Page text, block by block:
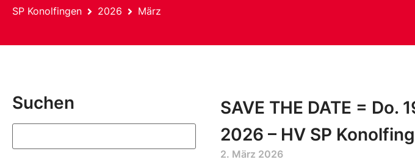
SP Konolfingen 2026 März
Suchen
SAVE THE DATE = Do.
2026 – HV SP
2. März 2026